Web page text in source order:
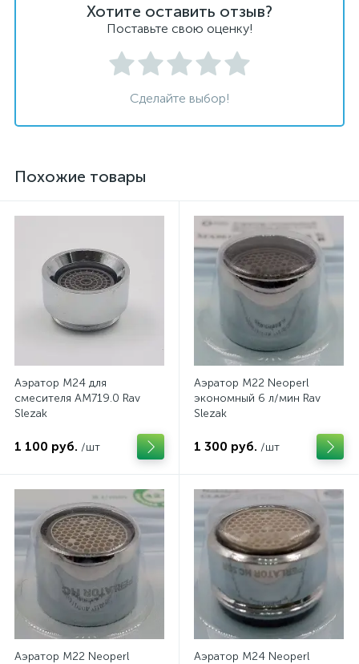
Хотите оставить отзыв?
Поставьте свою оценку!
Сделайте выбор!
Похожие товары
Аэратор M24 для
смесителя АМ719.0 Rav
Slezak
1 100 руб. /шт
Аэратор M22 Neoperl
экономный 6 л/мин Rav
Slezak
1 300 руб. /шт
Аэратор M22 Neoperl
Аэратор M24 Neoperl